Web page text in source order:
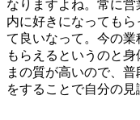
なりますよね。常に
内に好きになってもら
て良いなって。今の
もらえるというのと
まの質が高いので、
をすることで自分の見